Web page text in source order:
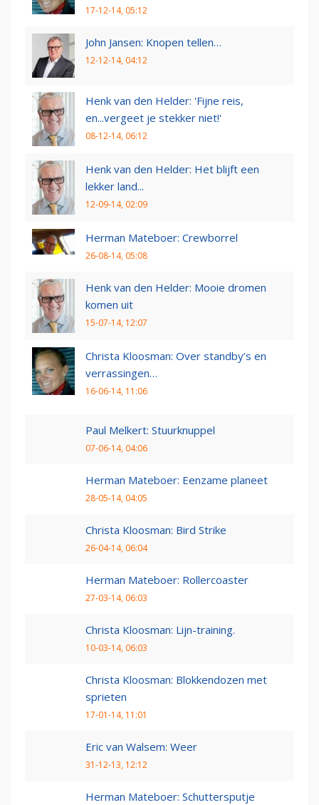
17-12-14, 05:12
John Jansen: Knopen tellen…
12-12-14, 04:12
Henk van den Helder: 'Fijne reis,
en...vergeet je stekker niet!'
08-12-14, 06:12
Henk van den Helder: Het blijft een
lekker land...
12-09-14, 02:09
Herman Mateboer: Crewborrel
26-08-14, 05:08
Henk van den Helder: Mooie dromen
komen uit
15-07-14, 12:07
Christa Kloosman: Over standby’s en
verrassingen…
16-06-14, 11:06
Paul Melkert: Stuurknuppel
07-06-14, 04:06
Herman Mateboer: Eenzame planeet
28-05-14, 04:05
Christa Kloosman: Bird Strike
26-04-14, 06:04
Herman Mateboer: Rollercoaster
27-03-14, 06:03
Christa Kloosman: Lijn-training.
10-03-14, 06:03
Christa Kloosman: Blokkendozen met
sprieten
17-01-14, 11:01
Eric van Walsem: Weer
31-12-13, 12:12
Herman Mateboer: Schuttersputje